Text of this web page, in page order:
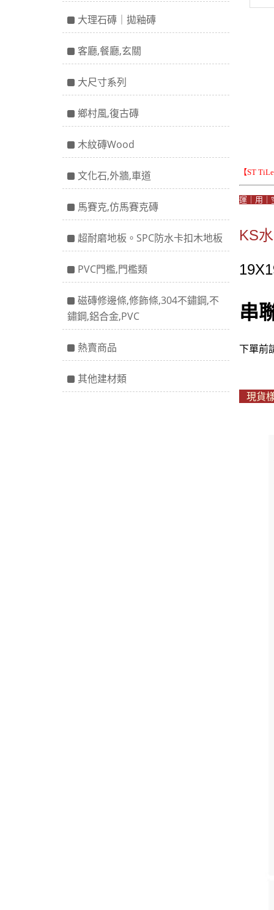
大理石磚｜拋釉磚
客廳,餐廳,玄關
大尺寸系列
鄉村風,復古磚
木紋磚Wood
文化石,外牆,車道
馬賽克,仿馬賽克磚
超耐磨地板。SPC防水卡扣木地板
PVC門檻,門檻類
磁磚修邊條,修飾條,304不鏽鋼,不
鏽鋼,鋁合金,PVC
熱賣商品
其他建材類
【ST
運｜用｜
KS
串
下單前
現貨